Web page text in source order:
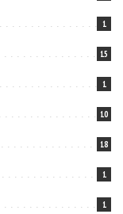
1
15
1
10
18
1
1